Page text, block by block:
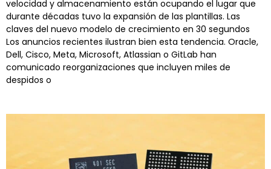
velocidad y almacenamiento están ocupando el lugar que
durante décadas tuvo la expansión de las plantillas. Las
claves del nuevo modelo de crecimiento en 30 segundos
Los anuncios recientes ilustran bien esta tendencia. Oracle,
Dell, Cisco, Meta, Microsoft, Atlassian o GitLab han
comunicado reorganizaciones que incluyen miles de
despidos o